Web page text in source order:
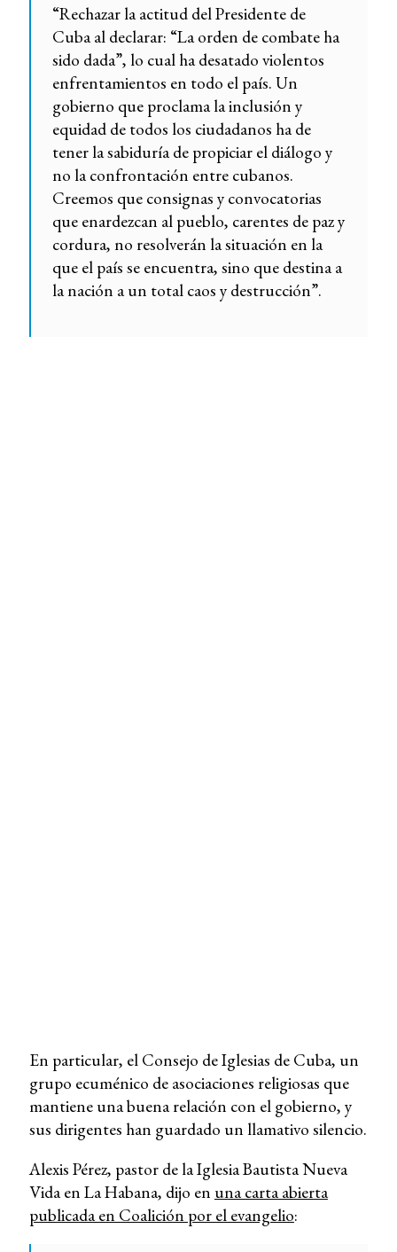
“Rechazar la actitud del Presidente de
Cuba al declarar: “La orden de combate ha
sido dada”, lo cual ha desatado violentos
enfrentamientos en todo el país. Un
gobierno que proclama la inclusión y
equidad de todos los ciudadanos ha de
tener la sabiduría de propiciar el diálogo y
no la confrontación entre cubanos.
Creemos que consignas y convocatorias
que enardezcan al pueblo, carentes de paz y
cordura, no resolverán la situación en la
que el país se encuentra, sino que destina a
la nación a un total caos y destrucción”.
En particular, el Consejo de Iglesias de Cuba, un
grupo ecuménico de asociaciones religiosas que
mantiene una buena relación con el gobierno, y
sus dirigentes han guardado un llamativo silencio.
Alexis Pérez, pastor de la Iglesia Bautista Nueva
Vida en La Habana, dijo en una carta abierta
publicada en Coalición por el evangelio: